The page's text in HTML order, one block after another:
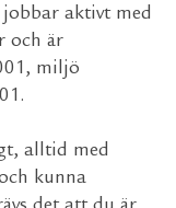
aktivt med
och är
miljö
alltid med
kunna